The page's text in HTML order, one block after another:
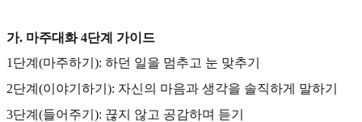
가. 마주대화 4단계 가이드
1단계(마주하기): 하던 일을 멈추고 눈 맞추기
2단계(이야기하기): 자신의 마음과 생각을 솔직하게 말하기
3단계(들어주기): 끊지 않고 공감하며 듣기